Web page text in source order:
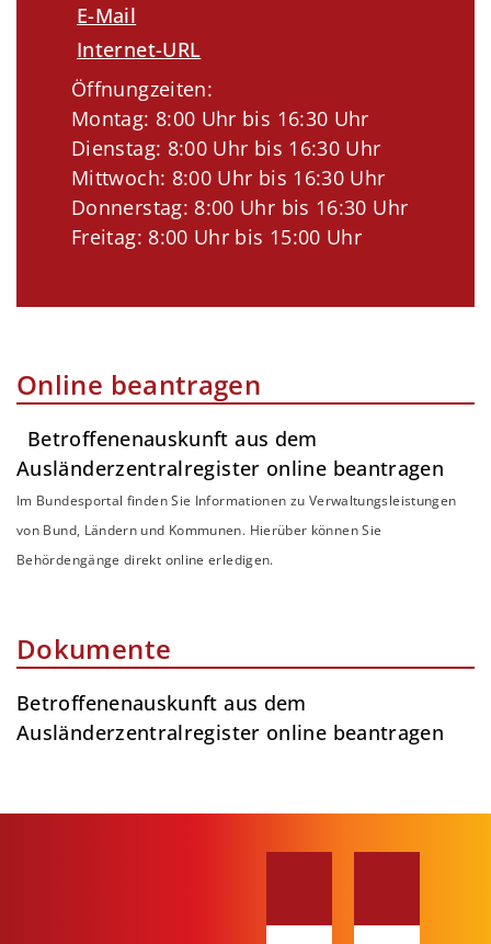
E-Mail
Internet-URL
Öffnungzeiten:
Montag: 8:00 Uhr bis 16:30 Uhr
Dienstag: 8:00 Uhr bis 16:30 Uhr
Mittwoch: 8:00 Uhr bis 16:30 Uhr
Donnerstag: 8:00 Uhr bis 16:30 Uhr
Freitag: 8:00 Uhr bis 15:00 Uhr
Online beantragen
Betroffenenauskunft aus dem
Ausländerzentralregister online beantragen
Im Bundesportal finden Sie Informationen zu Verwaltungsleistungen
von Bund, Ländern und Kommunen. Hierüber können Sie
Behördengänge direkt online erledigen.
Dokumente
Betroffenenauskunft aus dem
Ausländerzentralregister online beantragen